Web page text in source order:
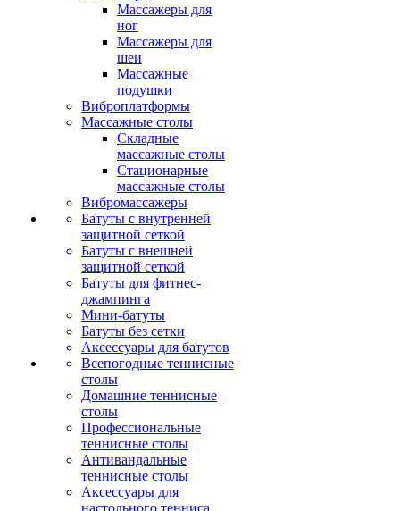
Массажеры для
ног
Массажеры для
шеи
Массажные
подушки
Виброплатформы
Массажные столы
Складные
массажные столы
Стационарные
массажные столы
Вибромассажеры
Батуты с внутренней
защитной сеткой
Батуты с внешней
защитной сеткой
Батуты для фитнес-
джампинга
Мини-батуты
Батуты без сетки
Аксессуары для батутов
Всепогодные теннисные
столы
Домашние теннисные
столы
Профессиональные
теннисные столы
Антивандальные
теннисные столы
Аксессуары для
настольного тенниса